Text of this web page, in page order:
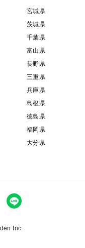
宮城県
茨城県
千葉県
富山県
長野県
三重県
兵庫県
島根県
徳島県
福岡県
大分県
Inc.